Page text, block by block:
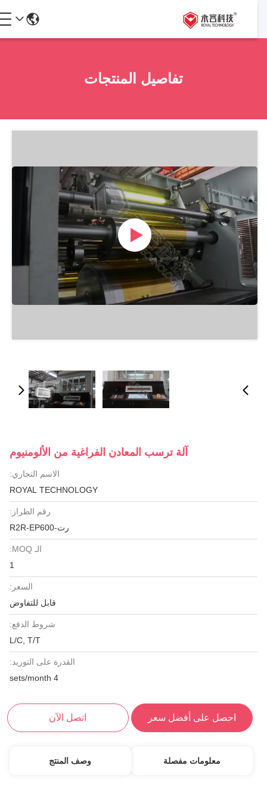
تفاصيل المنتجات
آلة ترسب المعادن الفراغية من الألومنيوم
الاسم التجاري:
ROYAL TECHNOLOGY
رقم الطراز:
رت-R2R-EP600
الـ MOQ:
السعر:
قابل للتفاوض
شروط الدفع:
L/C, T/T
القدرة على التوريد:
4 sets/month
احصل على أفضل سعر اتصل الآن
معلومات مفصلة وصف المنتج